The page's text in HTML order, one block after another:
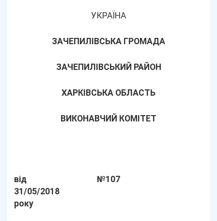
УКРАЇНА
ЗАЧЕПИЛІВСЬКА ГРОМАДА
ЗАЧЕПИЛІВСЬКИЙ РАЙОН
ХАРКІВСЬКА ОБЛАСТЬ
ВИКОНАВЧИЙ КОМІТЕТ
від
31/05/2018
року
№107